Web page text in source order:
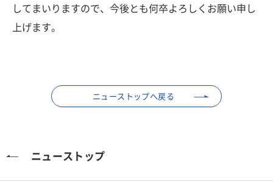
してまいりますので、今後とも何卒よろしくお願い申し
上げます。
ニューストップへ戻る
ニューストップ